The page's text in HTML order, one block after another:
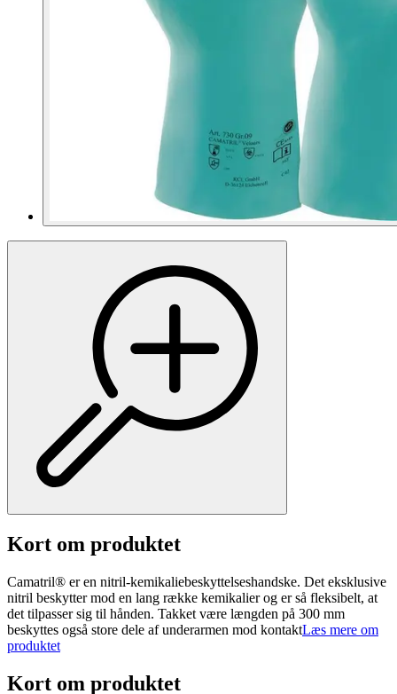
Kort om produktet
Camatril® er en nitril-kemikaliebeskyttelseshandske. Det eksklusive
nitril beskytter mod en lang række kemikalier og er så fleksibelt, at
det tilpasser sig til hånden. Takket være længden på 300 mm
beskyttes også store dele af underarmen mod kontaktLæs mere om
produktet
Kort om produktet